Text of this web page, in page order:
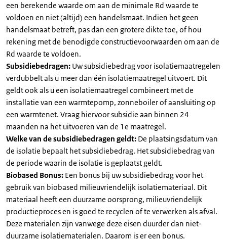
een berekende waarde om aan de minimale Rd waarde te
voldoen en niet (altijd) een handelsmaat. Indien het geen
handelsmaat betreft, pas dan een grotere dikte toe, of hou
rekening met de benodigde constructievoorwaarden om aan de
Rd waarde te voldoen.
Subsidiebedragen: Uw subsidiebedrag voor isolatiemaatregelen
verdubbelt als u meer dan één isolatiemaatregel uitvoert. Dit
geldt ook als u een isolatiemaatregel combineert met de
installatie van een warmtepomp, zonneboiler of aansluiting op
een warmtenet. Vraag hiervoor subsidie aan binnen 24
maanden na het uitvoeren van de 1e maatregel.
Welke van de subsidiebedragen geldt: De plaatsingsdatum van
de isolatie bepaalt het subsidiebedrag. Het subsidiebedrag van
de periode waarin de isolatie is geplaatst geldt.
Biobased Bonus: Een bonus bij uw subsidiebedrag voor het
gebruik van biobased milieuvriendelijk isolatiemateriaal. Dit
materiaal heeft een duurzame oorsprong, milieuvriendelijk
productieproces en is goed te recyclen of te verwerken als afval.
Deze materialen zijn vanwege deze eisen duurder dan niet-
duurzame isolatiematerialen. Daarom is er een bonus.